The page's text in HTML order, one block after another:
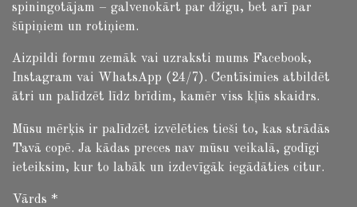
spiningotājam – galvenokārt par džigu, bet arī par
šūpiņiem un rotiņiem.
Aizpildi formu zemāk vai uzraksti mums Facebook,
Instagram vai WhatsApp (24/7). Centīsimies atbildēt
ātri un palīdzēt līdz brīdim, kamēr viss kļūs skaidrs.
Mūsu mērķis ir palīdzēt izvēlēties tieši to, kas strādās
Tavā copē. Ja kādas preces nav mūsu veikalā, godīgi
ieteiksim, kur to labāk un izdevīgāk iegādāties citur.
Vārds *